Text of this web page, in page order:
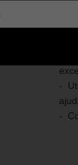
-
-
-
-
-